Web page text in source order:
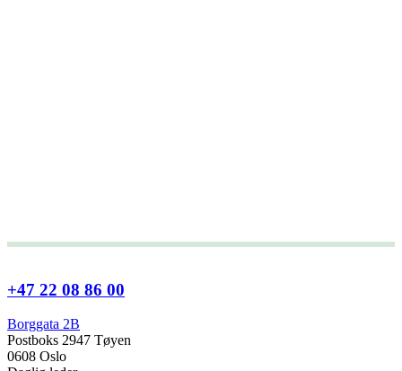
+47 22 08 86 00
Borggata 2B
Postboks 2947 Tøyen
0608 Oslo